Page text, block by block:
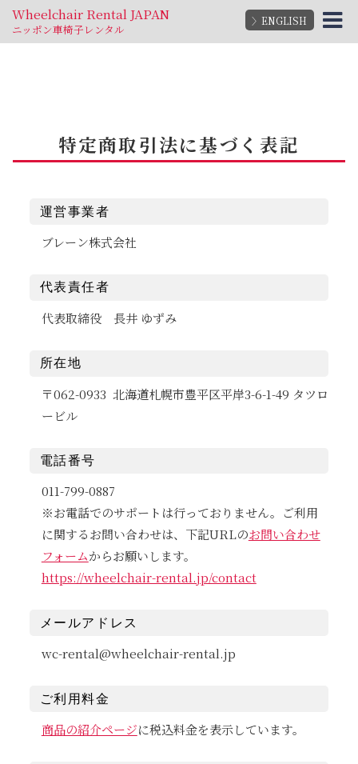
Wheelchair Rental JAPAN
ニッポン車椅子レンタル
〉ENGLISH
特定商取引法に基づく表記
運営事業者
ブレーン株式会社
代表責任者
代表取締役 長井 ゆずみ
所在地
〒062-0933 北海道札幌市豊平区平岸3-6-1-49 タツロ
ービル
電話番号
011-799-0887
※お電話でのサポートは行っておりません。ご利用
に関するお問い合わせは、下記URLのお問い合わせ
フォームからお願いします。
https://wheelchair-rental.jp/contact
メールアドレス
wc-rental@wheelchair-rental.jp
ご利用料金
商品の紹介ページに税込料金を表示しています。